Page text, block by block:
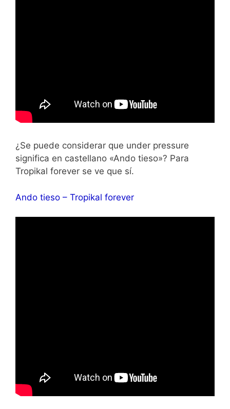
¿Se puede considerar que under pressure
significa en castellano «Ando tieso»? Para
Tropikal forever se ve que sí.
Ando tieso – Tropikal forever